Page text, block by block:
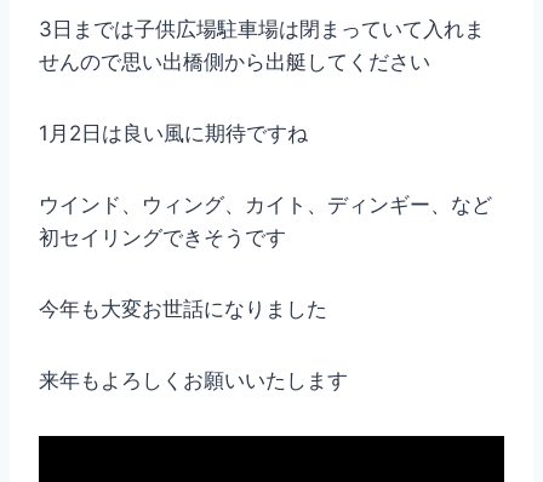
3日までは子供広場駐車場は閉まっていて入れま
せんので思い出橋側から出艇してください
1月2日は良い風に期待ですね
ウインド、ウィング、カイト、ディンギー、など
初セイリングできそうです
今年も大変お世話になりました
来年もよろしくお願いいたします